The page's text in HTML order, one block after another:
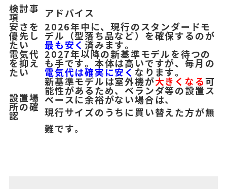
検討事
項
アドバイス
安さを
優先し
たい
2026年中に、現行のスタンダードモ
デル（型落ち品など）を確保するのが
最も安く済みます。
電気代
を抑え
たい
2027年以降の新基準モデルを待つの
も手です。本体は高いですが、毎月の
電気代は確実に安く なります。
設置場
所の確
認
新基準モデルは室外機が大きくなる 可
能性があるため、ベランダ等の設置ス
ペースに余裕がない場合は、
現行サイズのうちに買い替えた方が無
難です。